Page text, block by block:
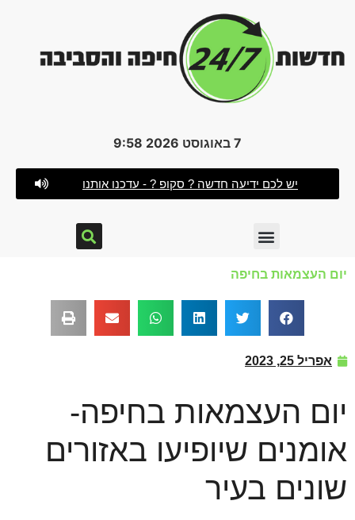
יש לכם ידיעה חדשה ? סקופ ? - עדכנו אותנו
העצמאות בחיפה
אפריל 25, 2023
העצמאות בחיפה-
שיופיעו באזורים
בעיר